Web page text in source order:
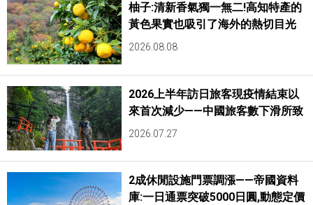
柚子:清新香氣獨一無二!高知特產的
黃色果實也吸引了海外的熱切目光
2026.08.08
2026上半年訪日旅客現疫情結束以
來首次減少——中國旅客數下滑所致
2026.07.27
2成休閒設施門票調漲——帝國資料
庫:一日通票突破5000日圓,動態定價